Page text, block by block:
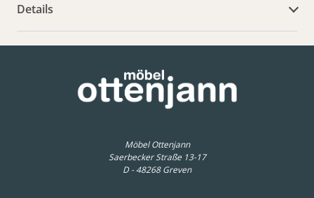
Details
Möbel Ottenjann
Saerbecker Straße 13-17
D - 48268 Greven